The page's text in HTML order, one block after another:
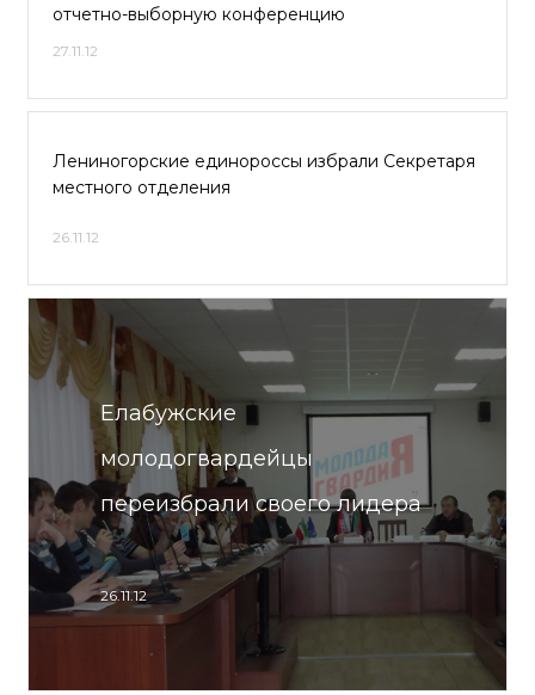
отчетно-выборную конференцию
27.11.12
Лениногорские единороссы избрали Секретаря
местного отделения
26.11.12
Елабужские
молодогвардейцы
переизбрали своего лидера
26.11.12